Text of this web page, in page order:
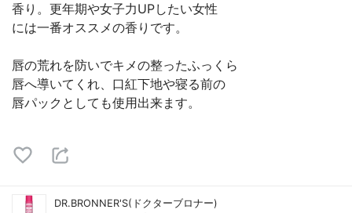
香り。更年期や女子力UPしたい女性
には一番オススメの香りです。
唇の荒れを防いでキメの整ったふっくら
唇へ導いてくれ、口紅下地や寝る前の
唇パックとしても使用出来ます。
DR.BRONNER'S(ドクターブロナー)